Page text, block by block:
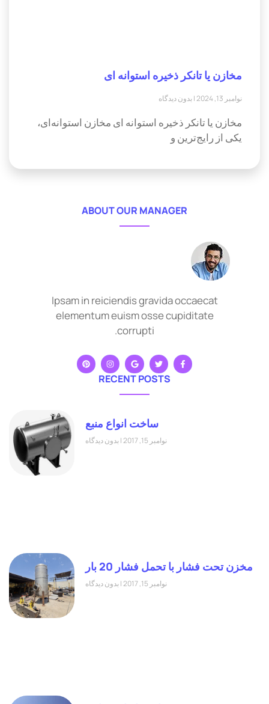
مخازن یا تانکر ذخیره استوانه ای
نوامبر 13, 2024 بدون دیدگاه
مخازن یا تانکر ذخیره استوانه ای مخازن استوانه‌ای،
یکی از رایج‌ترین و
ABOUT OUR MANAGER
Ipsam in reiciendis gravida occaecat
elementum euism osse cupiditate
corrupti.
RECENT POSTS
ساخت انواع منبع
نوامبر 15, 2017 بدون دیدگاه
مخزن تحت فشار با تحمل فشار 20 بار
نوامبر 15, 2017 بدون دیدگاه